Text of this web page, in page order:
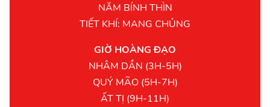
NĂM BÍNH THÌN
TIẾT KHÍ: MANG CHỦNG
GIỜ HOÀNG ĐẠO
NHÂM DẦN (3H-5H)
QUÝ MÃO (5H-7H)
ẤT TỊ (9H-11H)